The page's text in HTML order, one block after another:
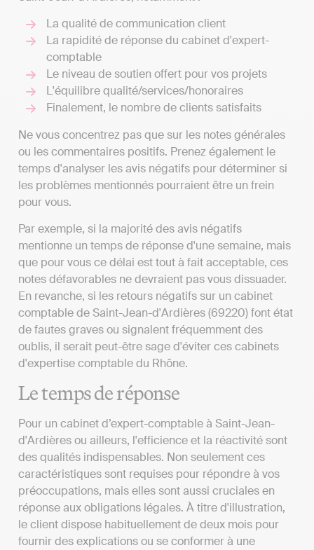
La qualité de communication client
La rapidité de réponse du cabinet d'expert-
comptable
Le niveau de soutien offert pour vos projets
L'équilibre qualité/services/honoraires
Finalement, le nombre de clients satisfaits
Ne vous concentrez pas que sur les notes générales
ou les commentaires positifs. Prenez également le
temps d'analyser les avis négatifs pour déterminer si
les problèmes mentionnés pourraient être un frein
pour vous.
Par exemple, si la majorité des avis négatifs
mentionne un temps de réponse d'une semaine, mais
que pour vous ce délai est tout à fait acceptable, ces
notes défavorables ne devraient pas vous dissuader.
En revanche, si les retours négatifs sur un cabinet
comptable de Saint-Jean-d'Ardières (69220) font état
de fautes graves ou signalent fréquemment des
oublis, il serait peut-être sage d'éviter ces cabinets
d'expertise comptable du Rhône.
Le temps de réponse
Pour un cabinet d’expert-comptable à Saint-Jean-
d'Ardières ou ailleurs, l'efficience et la réactivité sont
des qualités indispensables. Non seulement ces
caractéristiques sont requises pour répondre à vos
préoccupations, mais elles sont aussi cruciales en
réponse aux obligations légales. À titre d'illustration,
le client dispose habituellement de deux mois pour
fournir des explications ou se conformer à une